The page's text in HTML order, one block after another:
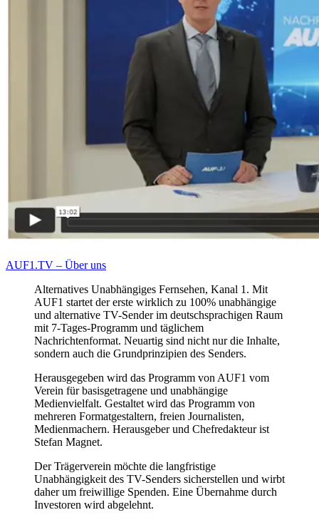
AUF1.TV – Über uns
Alternatives Unabhängiges Fernsehen, Kanal 1. Mit
AUF1 startet der erste wirklich zu 100% unabhängige
und alternative TV-Sender im deutschsprachigen Raum
mit 7-Tages-Programm und täglichem
Nachrichtenformat. Neuartig sind nicht nur die Inhalte,
sondern auch die Grundprinzipien des Senders.
Herausgegeben wird das Programm von AUF1 vom
Verein für basisgetragene und unabhängige
Medienvielfalt. Gestaltet wird das Programm von
mehreren Formatgestaltern, freien Journalisten,
Medienmachern. Herausgeber und Chefredakteur ist
Stefan Magnet.
Der Trägerverein möchte die langfristige
Unabhängigkeit des TV-Senders sicherstellen und wirbt
daher um freiwillige Spenden. Eine Übernahme durch
Investoren wird abgelehnt.